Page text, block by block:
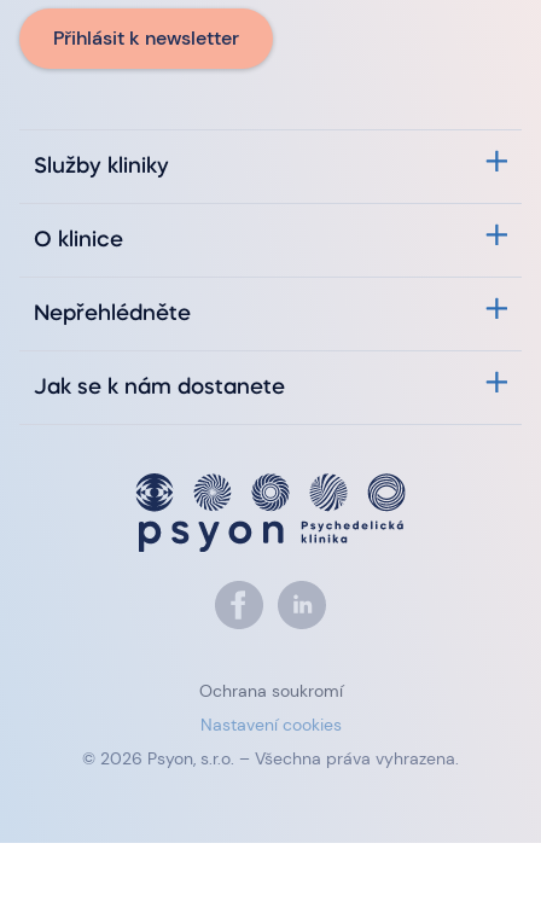
Přihlásit k newsletter
Služby kliniky
O klinice
Nepřehlédněte
Jak se k nám dostanete
Ochrana soukromí
Nastavení cookies
© 2026 Psyon, s.r.o. – Všechna práva vyhrazena.